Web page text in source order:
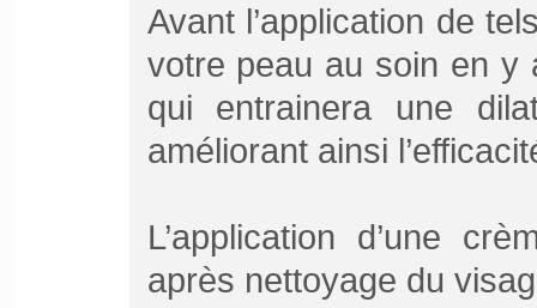
Avant l’application de
votre peau au soin en y
qui entrainera une
améliorant ainsi
L’application d’une
après nettoyage du